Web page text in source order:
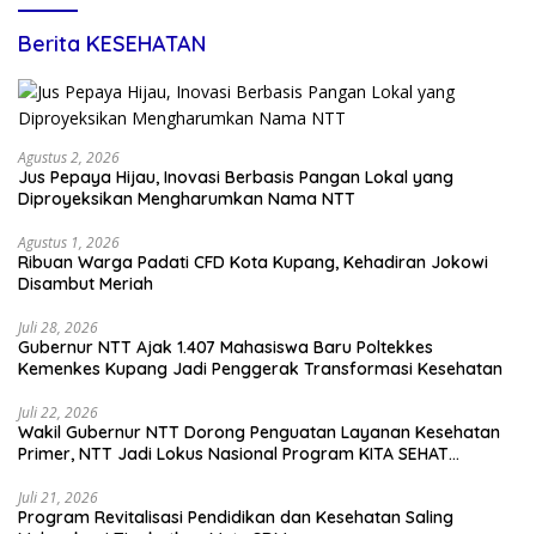
Berita KESEHATAN
Agustus 2, 2026
Jus Pepaya Hijau, Inovasi Berbasis Pangan Lokal yang
Diproyeksikan Mengharumkan Nama NTT
Agustus 1, 2026
Ribuan Warga Padati CFD Kota Kupang, Kehadiran Jokowi
Disambut Meriah
Juli 28, 2026
Gubernur NTT Ajak 1.407 Mahasiswa Baru Poltekkes
Kemenkes Kupang Jadi Penggerak Transformasi Kesehatan
Juli 22, 2026
Wakil Gubernur NTT Dorong Penguatan Layanan Kesehatan
Primer, NTT Jadi Lokus Nasional Program KITA SEHAT
Juli 21, 2026
Program Revitalisasi Pendidikan dan Kesehatan Saling